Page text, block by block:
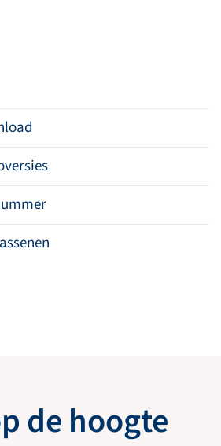
de hoogte